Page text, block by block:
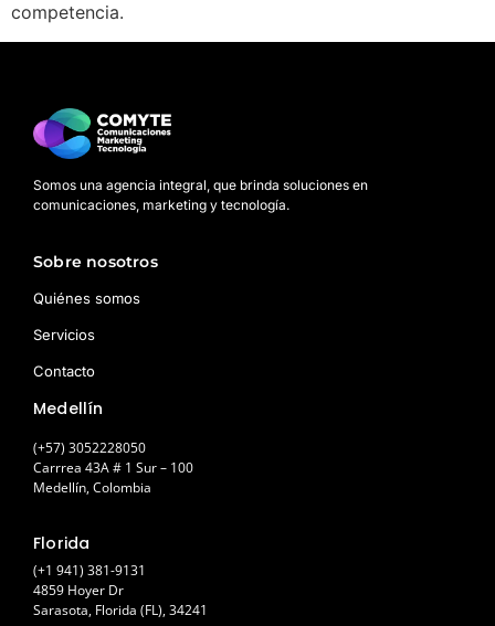
competencia.
Somos una agencia integral, que brinda soluciones en
comunicaciones, marketing y tecnología.
Sobre nosotros
Quiénes somos
Servicios
Contacto
Medellín
(+57) 3052228050
Carrrea 43A # 1 Sur – 100
Medellín, Colombia
Florida
(+1 941) 381-9131
4859 Hoyer Dr
Sarasota, Florida (FL), 34241